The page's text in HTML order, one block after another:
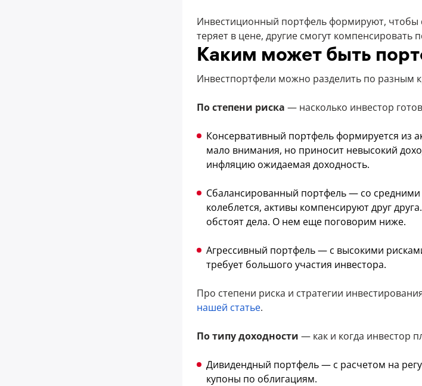
Инвестиционный портфель формируют, чтобы
теряет в цене, другие смогут компенсировать
Каким может быть
Инвестпортфели можно разделить по разным
По степени риска — насколько инвестор
Консервативный портфель формируется из
мало внимания, но приносит невысокий
инфляцию ожидаемая доходность.
Сбалансированный портфель — со
колеблется, активы компенсируют друг
обстоят дела. О нем еще поговорим ниже.
Агрессивный портфель — с высокими
требует большого участия инвестора.
Про степени риска и стратегии
нашей статье.
По типу доходности — как и когда инвестор
Дивидендный портфель — с расчетом на
купоны по облигациям.